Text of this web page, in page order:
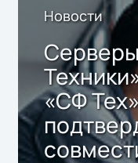
Новости
«СФ